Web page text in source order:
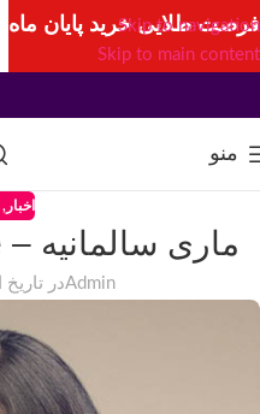
Skip to navigation
Skip to main content
منو
اخبار ,
ماری سالمانیه – marie salamagne
Adminدر تاریخ اکتبر
فرصت طلایی خرید پایان ماه